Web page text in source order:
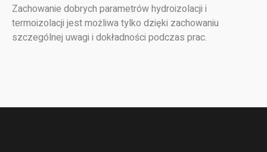
Zachowanie dobrych parametrów hydroizolacji i
termoizolacji jest możliwa tylko dzięki zachowaniu
szczególnej uwagi i dokładności podczas prac.